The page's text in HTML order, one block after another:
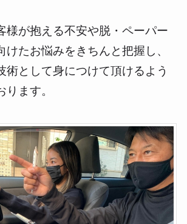
様が抱える不安や脱・ペーパー
けたお悩みをきちんと把握し、
術として身につけて頂けるよう
ます。